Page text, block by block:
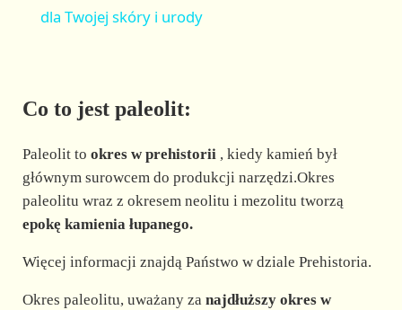
a
i
dla Twojej skóry i urody
Co to jest paleolit:
Paleolit to okres w prehistorii, kiedy kamień był
głównym surowcem do produkcji narzędzi.Okres
paleolitu wraz z okresem neolitu i mezolitu tworzą
epokę kamienia łupanego.
Więcej informacji znajdą Państwo w dziale Prehistoria.
Okres paleolitu, uważany za najdłuższy okres w